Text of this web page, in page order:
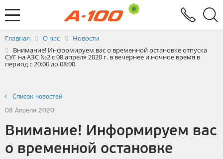
Услуги
Электронный документооборот
Заявка на выставление ЭСЧФ
Главная О нас
Новости
Внимание! Информируем вас о временной остановке отпуска
СУГ на АЗС №2 с 08 апреля 2020 г. в вечернее и ночное время в
период с 20:00 до 08:00
Список новостей
08 Апреля 2020
Внимание! Информируем вас
о временной остановке